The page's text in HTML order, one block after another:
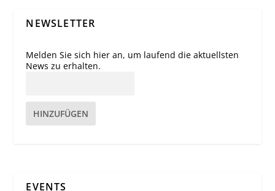
NEWSLETTER
Melden Sie sich hier an, um laufend die aktuellsten
News zu erhalten.
HINZUFÜGEN
EVENTS